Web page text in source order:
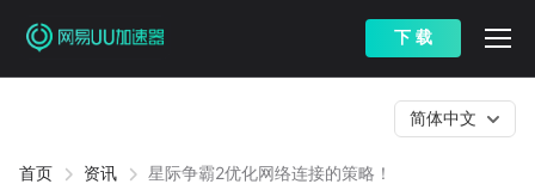
下 载
首页 资讯 星际争霸2优化网络连接的策略！
简体中文